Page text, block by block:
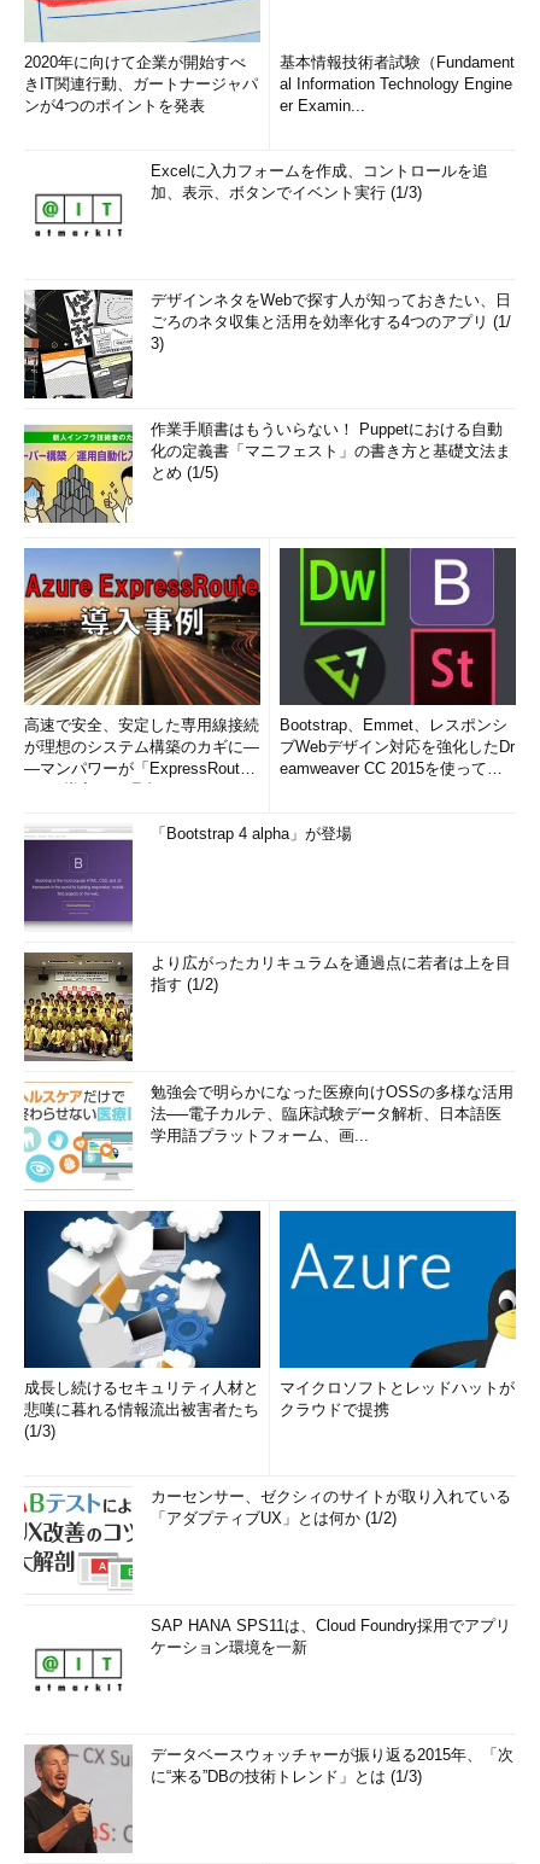
2020年に向けて企業が開始すべ
きIT関連行動、ガートナージャパ
ンが4つのポイントを発表
基本情報技術者試験（Fundament
al Information Technology Engine
er Examin...
Excelに入力フォームを作成、コントロールを追
加、表示、ボタンでイベント実行 (1/3)
デザインネタをWebで探す人が知っておきたい、日
ごろのネタ収集と活用を効率化する4つのアプリ (1/
3)
作業手順書はもういらない！ Puppetにおける自動
化の定義書「マニフェスト」の書き方と基礎文法ま
とめ (1/5)
高速で安全、安定した専用線接続
が理想のシステム構築のカギに―
―マンパワーが「ExpressRout
Bootstrap、Emmet、レスポンシ
ブWebデザイン対応を強化したDr
eamweaver CC 2015を使って
「Bootstrap 4 alpha」が登場
より広がったカリキュラムを通過点に若者は上を目
指す (1/2)
勉強会で明らかになった医療向けOSSの多様な活用
法──電子カルテ、臨床試験データ解析、日本語医
学用語プラットフォーム、画...
成長し続けるセキュリティ人材と
悲嘆に暮れる情報流出被害者たち
(1/3)
マイクロソフトとレッドハットが
クラウドで提携
カーセンサー、ゼクシィのサイトが取り入れている
「アダプティブUX」とは何か (1/2)
SAP HANA SPS11は、Cloud Foundry採用でアプリ
ケーション環境を一新
データベースウォッチャーが振り返る2015年、「次
に“来る”DBの技術トレンド」とは (1/3)